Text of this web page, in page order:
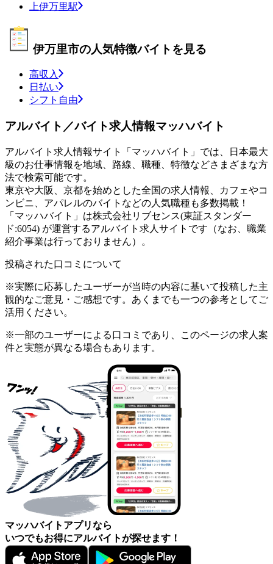
上伊万里駅
伊万里市の人気特徴バイトを見る
高収入
日払い
シフト自由
アルバイト／バイト求人情報マッハバイト
アルバイト求人情報サイト「マッハバイト」では、日本最大
級のお仕事情報を地域、路線、職種、特徴などさまざまな方
法で検索可能です。
東京や大阪、京都を始めとした全国の求人情報、カフェやコ
ンビニ、アパレルのバイトなどの人気職種も多数掲載！
「マッハバイト」は株式会社リブセンス(東証スタンダー
ド:6054) が運営するアルバイト求人サイトです（なお、職業
紹介事業は行っておりません）。
投稿された口コミについて
※実際に応募したユーザーが当時の内容に基いて投稿した主
観的なご意見・ご感想です。あくまでも一つの参考としてご
活用ください。
※一部のユーザーによる口コミであり、このページの求人案
件と実態が異なる場合もあります。
マッハバイトアプリなら
いつでもお得にアルバイトが探せます！